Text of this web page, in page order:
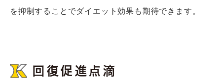
を抑制することでダイエット効果も期待できます。
回復促進点滴